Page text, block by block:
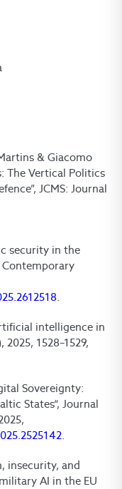
& Giacomo
The Vertical Politics
JCMS: Journal
security in the
Contemporary
.
intelligence in
1528–1529,
Sovereignty:
States“, Journal
.
insecurity, and
AI in the EU